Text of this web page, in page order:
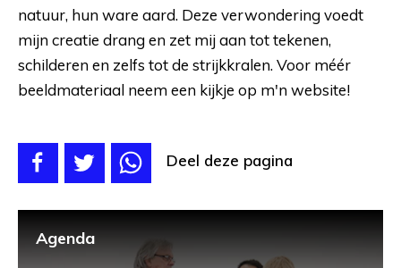
natuur, hun ware aard. Deze verwondering voedt
mijn creatie drang en zet mij aan tot tekenen,
schilderen en zelfs tot de strijkkralen. Voor méér
beeldmateriaal neem een kijkje op m'n website!
Deel deze pagina
Agenda